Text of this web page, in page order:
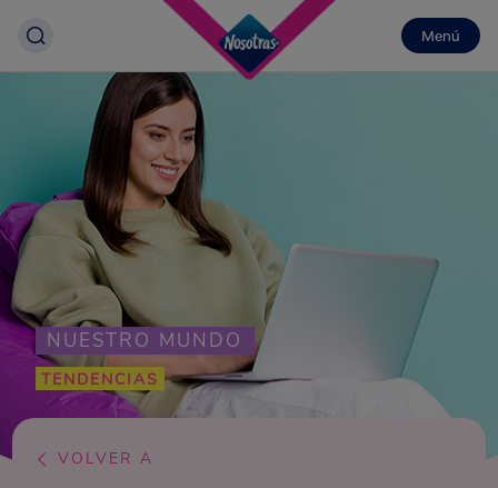
Menú
NUESTRO MUNDO
TENDENCIAS
VOLVER A